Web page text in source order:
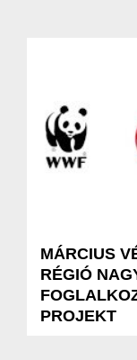
MÁRCIUS
RÉGIÓ
PROJEKT